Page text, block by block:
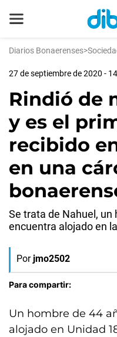
Diarios Bonaerenses>
27 de septiembre de 2020 -
Rindió de
y es el
recibido
en una
Se trata de Nahuel, un
encuentra alojado en
Por jmo2502
Para compartir:
Un hombre de 44
alojado en Unidad